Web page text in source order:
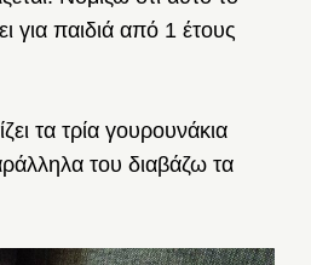
για παιδιά από 1 έτους
τα τρία γουρουνάκια
του διαβάζω τα